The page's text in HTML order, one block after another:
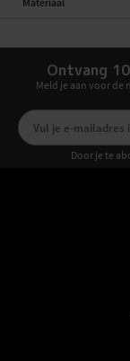
Ontvang
Meld je aan voor de
Door je te